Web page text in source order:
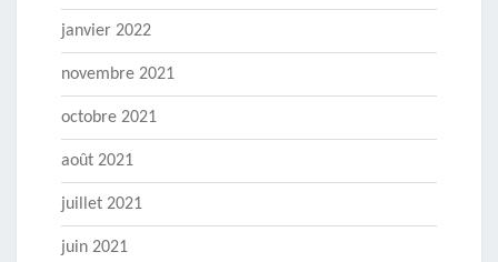
janvier 2022
novembre 2021
octobre 2021
août 2021
juillet 2021
juin 2021